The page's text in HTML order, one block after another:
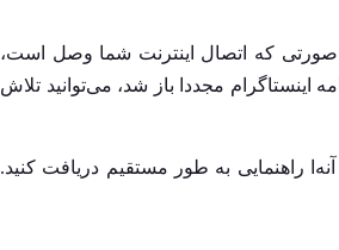
صورتی که اتصال اینترنت شما وصل است،
اینستاگرام مجددا باز شد، می‌توانید تلاش
آنه‌ا راهنمایی به طور مستقیم دریافت کنید.